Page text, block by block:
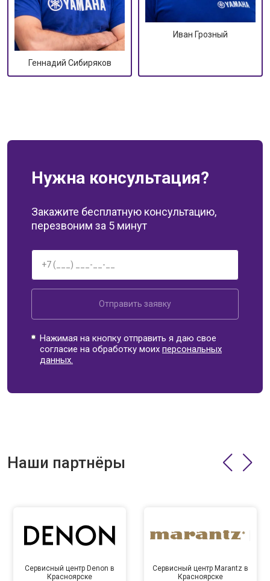
Геннадий Сибиряков
Иван Грозный
Нужна консультация?
Закажите бесплатную консультацию,
перезвоним за 5 минут
Отправить заявку
Нажимая на кнопку отправить я даю свое
согласие на обработку моихперсональных
данных.
Наши партнёры
Сервисный центр Denon в
Красноярске
Сервисный центр Marantz в
Красноярске